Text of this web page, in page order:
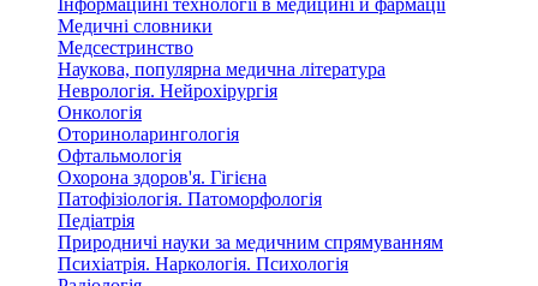
Інформаційні технології в медицині й фармації
Медичні словники
Медсестринство
Наукова, популярна медична література
Неврологія. Нейрохірургія
Онкологія
Оториноларингологія
Офтальмологія
Охорона здоров'я. Гігієна
Патофізіологія. Патоморфологія
Педіатрія
Природничі науки за медичним спрямуванням
Психіатрія. Наркологія. Психологія